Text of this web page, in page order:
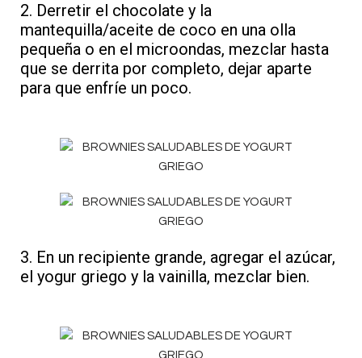
2. Derretir el chocolate y la
mantequilla/aceite de coco en una olla
pequeña o en el microondas, mezclar hasta
que se derrita por completo, dejar aparte
para que enfríe un poco.
3. En un recipiente grande, agregar el azúcar,
el yogur griego y la vainilla, mezclar bien.